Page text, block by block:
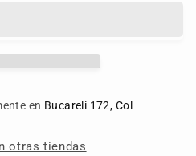
en Bucareli 172, Col
otras tiendas